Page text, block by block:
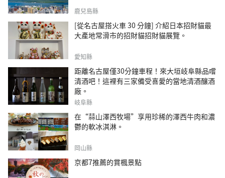
鹿兒島縣
[從名古屋搭火車 30 分鐘] 介紹日本招財貓最
大產地常滑市的招財貓招財貓展覽。
愛知縣
距離名古屋僅30分鐘車程！來大垣岐阜縣品嚐
清酒吧！這裡有三家備受喜愛的當地清酒釀酒
廠。
岐阜縣
在“蒜山澤西牧場”享用珍稀的澤西牛肉和濃
鬱的軟冰淇淋。
岡山縣
京都7推薦的賞楓景點